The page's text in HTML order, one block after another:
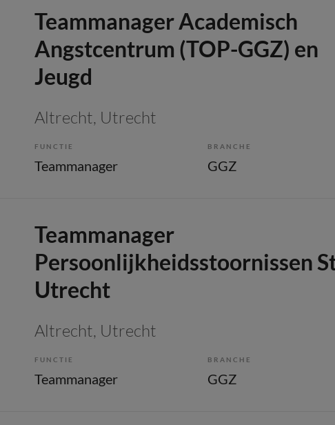
Teammanager Academisch
Angstcentrum (TOP-GGZ) en
Jeugd
Altrecht, Utrecht
FUNCTIE
Teammanager
BRANCHE
GGZ
Teammanager
Persoonlijkheidsstoornissen
Utrecht
Altrecht, Utrecht
FUNCTIE
Teammanager
BRANCHE
GGZ